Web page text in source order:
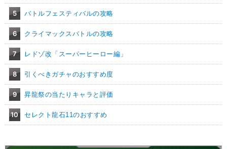
5 バトルフェスティバルの攻略
6 クライマックスバトルの攻略
7 レドゾ改「スーパーヒーロー編」
8 引くべきガチャのおすすめ度
9 昇龍祭の当たりキャラと評価
10 セレクト龍石11のおすすめ